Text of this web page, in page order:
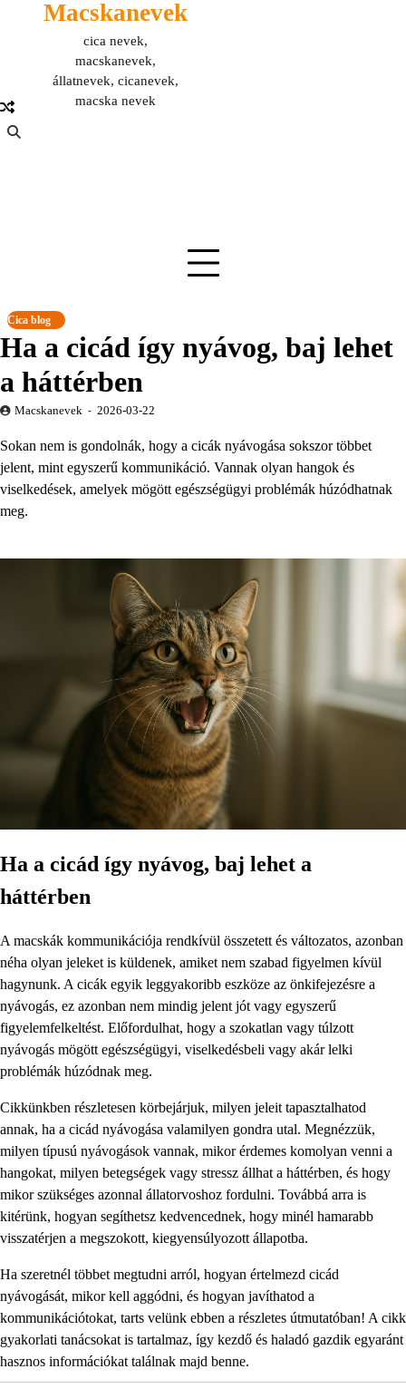
Macskanevek
cica nevek,
macskanevek,
állatnevek, cicanevek,
macska nevek
Cica blog
Ha a cicád így nyávog, baj lehet
a háttérben
Macskanevek 2026-03-22
Sokan nem is gondolnák, hogy a cicák nyávogása sokszor többet
jelent, mint egyszerű kommunikáció. Vannak olyan hangok és
viselkedések, amelyek mögött egészségügyi problémák húzódhatnak
meg.
Ha a cicád így nyávog, baj lehet a
háttérben
A macskák kommunikációja rendkívül összetett és változatos, azonban
néha olyan jeleket is küldenek, amiket nem szabad figyelmen kívül
hagynunk. A cicák egyik leggyakoribb eszköze az önkifejezésre a
nyávogás, ez azonban nem mindig jelent jót vagy egyszerű
figyelemfelkeltést. Előfordulhat, hogy a szokatlan vagy túlzott
nyávogás mögött egészségügyi, viselkedésbeli vagy akár lelki
problémák húzódnak meg.
Cikkünkben részletesen körbejárjuk, milyen jeleit tapasztalhatod
annak, ha a cicád nyávogása valamilyen gondra utal. Megnézzük,
milyen típusú nyávogások vannak, mikor érdemes komolyan venni a
hangokat, milyen betegségek vagy stressz állhat a háttérben, és hogy
mikor szükséges azonnal állatorvoshoz fordulni. Továbbá arra is
kitérünk, hogyan segíthetsz kedvencednek, hogy minél hamarabb
visszatérjen a megszokott, kiegyensúlyozott állapotba.
Ha szeretnél többet megtudni arról, hogyan értelmezd cicád
nyávogását, mikor kell aggódni, és hogyan javíthatod a
kommunikációtokat, tarts velünk ebben a részletes útmutatóban! A cikk
gyakorlati tanácsokat is tartalmaz, így kezdő és haladó gazdik egyaránt
hasznos információkat találnak majd benne.